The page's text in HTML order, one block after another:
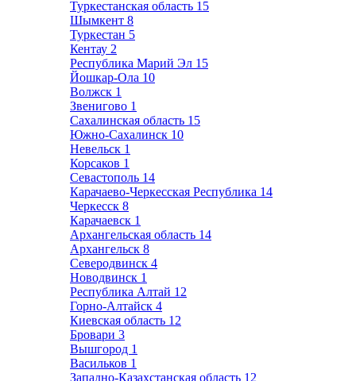
Туркестанская область 15
Шымкент 8
Туркестан 5
Кентау 2
Республика Марий Эл 15
Йошкар-Ола 10
Волжск 1
Звенигово 1
Сахалинская область 15
Южно-Сахалинск 10
Невельск 1
Корсаков 1
Севастополь 14
Карачаево-Черкесская Республика 14
Черкесск 8
Карачаевск 1
Архангельская область 14
Архангельск 8
Северодвинск 4
Новодвинск 1
Республика Алтай 12
Горно-Алтайск 4
Киевская область 12
Бровари 3
Вышгород 1
Васильков 1
Западно-Казахстанская область 12